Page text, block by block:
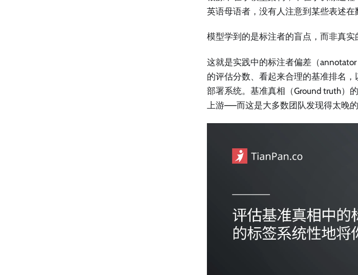
英语母语者，没有人注意到某些表述在
模型学到的是标注者的盲点，而非真实
这就是实践中的标注者偏差（
的评估分数、看起来合理的基准排名
部署系统。基准真相（Ground truth）
上游——而这是大多数团队发现得太晚的